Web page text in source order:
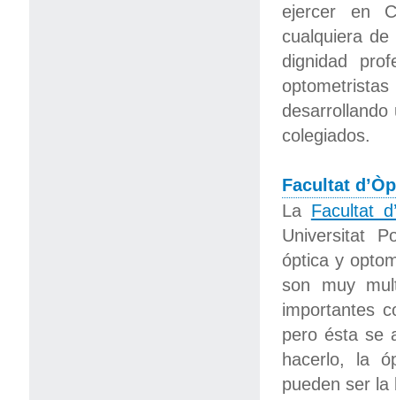
ejercer en
cualquiera
dignidad
colegiados.
Facultat
La Facultat
Universitat
óptica y
son muy
importantes
pero ésta se
hacerlo, la
pueden ser